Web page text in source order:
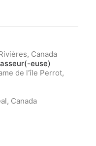
Canada
euse)
de l'île Perrot,
Canada